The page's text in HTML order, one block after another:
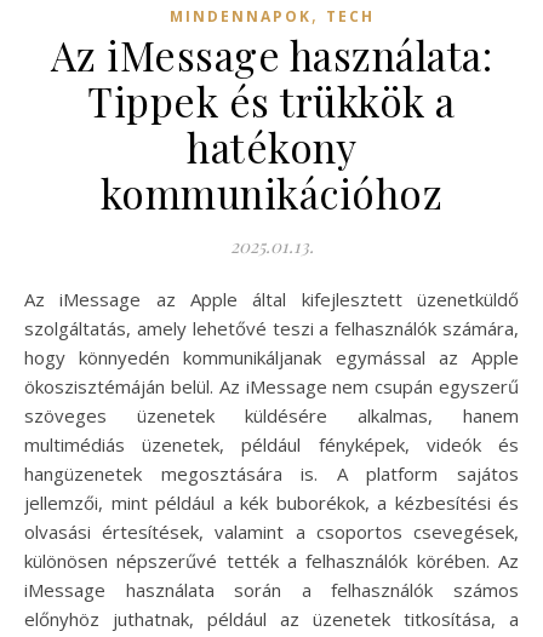
MINDENNAPOK, TECH
Az iMessage használata:
Tippek és trükkök a
hatékony
kommunikációhoz
2025.01.13.
Az iMessage az Apple által kifejlesztett üzenetküldő
szolgáltatás, amely lehetővé teszi a felhasználók számára,
hogy könnyedén kommunikáljanak egymással az Apple
ökoszisztémáján belül. Az iMessage nem csupán egyszerű
szöveges üzenetek küldésére alkalmas, hanem
multimédiás üzenetek, például fényképek, videók és
hangüzenetek megosztására is. A platform sajátos
jellemzői, mint például a kék buborékok, a kézbesítési és
olvasási értesítések, valamint a csoportos csevegések,
különösen népszerűvé tették a felhasználók körében. Az
iMessage használata során a felhasználók számos
előnyhöz juthatnak, például az üzenetek titkosítása, a